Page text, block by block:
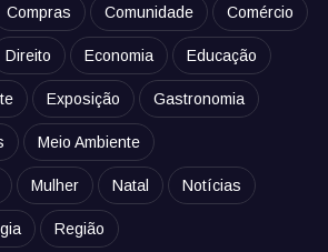
Compras Comunidade Comércio
Direito Economia Educação
Exposição Gastronomia
Meio Ambiente
Mulher Natal Notícias
Região